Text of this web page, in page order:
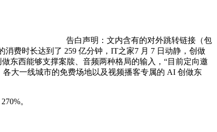
告白声明：文内含有的对外跳转链接（包
费时长达到了 259 亿分钟，IT之家7 月 7 日动静，创做
东西能够支撑案牍、音频两种格局的输入，“目前定向邀
大一线城市的免费场地以及视频播客专属的 AI 创做东
。